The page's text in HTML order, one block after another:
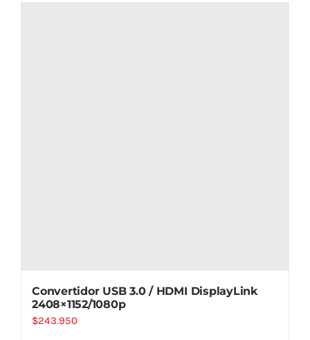
Convertidor USB 3.0 / HDMI DisplayLink
2408×1152/1080p
$243.950